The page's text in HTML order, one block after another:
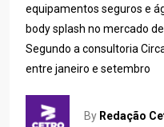
equipamentos seguros e
body splash no mercado
Segundo a consultoria
entre janeiro e setembro
By Redação